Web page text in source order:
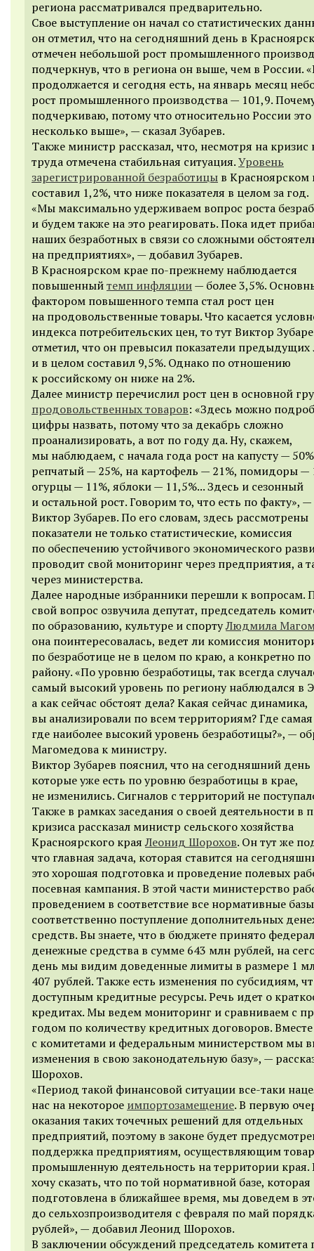
региона рассматривался предварительно.
Свое выступление он начал со статистических
он отметил, что на сегодняшний день в
отмечен небольшой рост промышленного
подчеркнув, что в региона он выше, чем в России.
продолжается и сегодня есть, на январь месяц
рост промышленного производства — 101,9.
подчеркиваю, потому что относительно России это
несколько выше», — сказал Зубарев.
Также министр рассказал, что, несмотря на
труда отмечена стабильная ситуация.Уровень
зарегистрированной безработицы в Красноярском
составил 1,2%, что ниже показателя в целом за год.
«Мы максимально удерживаем вопрос роста
и будем также на это реагировать. Пока идет
наших безработных в связи со сложными
на предприятиях», — добавил Зубарев.
В Красноярском крае по-прежнему наблюдается
повышенныйтемп инфляции— более 3,5%.
фактором повышенного темпа стал рост цен
на продовольственные товары. Что касается
индекса потребительских цен, то тут Виктор
отметил, что он превысил показатели предыдущих
и в целом составил 9,5%. Однако по отношению
к российскому он ниже на 2%.
Далее министр перечислил рост цен в основной
продовольственных товаров: «Здесь можно
цифры назвать, потому что за декабрь сложно
проанализировать, а вот по году да. Ну, скажем,
мы наблюдаем, с начала года рост на капусту —
репчатый — 25%, на картофель — 21%, помидоры —
огурцы — 11%, яблоки — 11,5%... Здесь и сезонный
и остальной рост. Говорим то, что есть по факту»,
Виктор Зубарев. По его словам, здесь рассмотрены
показатели не только статистические, комиссия
по обеспечению устойчивого экономического
проводит свой мониторинг через предприятия, а
через министерства.
Далее народные избранники перешли к вопросам.
свой вопрос озвучила депутат, председатель
по образованию, культуре и спортуЛюдмила
она поинтересовалась, ведет ли комиссия
по безработице не в целом по краю, а конкретно
району. «По уровню безработицы, так всегда
самый высокий уровень по региону наблюдался в
а как сейчас обстоят дела? Какая сейчас динамика,
вы анализировали по всем территориям? Где
где наиболее высокий уровень безработицы?», —
Магомедова к министру.
Виктор Зубарев пояснил, что на сегодняшний
которые уже есть по уровню безработицы в крае,
не изменились. Сигналов с территорий не
Также в рамках заседания о своей деятельности в
кризиса рассказал министр сельского хозяйства
Красноярского краяЛеонид Шорохов. Он тут же
что главная задача, которая ставится на
это хорошая подготовка и проведение полевых
посевная кампания. В этой части министерство
проведением в соответствие все нормативные
соответственно поступление дополнительных
средств. Вы знаете, что в бюджете принято
денежные средства в сумме 643 млн рублей, на
день мы видим доведенные лимиты в размере 1
407 рублей. Также есть изменения по субсидиям,
доступным кредитные ресурсы. Речь идет о
кредитах. Мы ведем мониторинг и сравниваем с
годом по количеству кредитных договоров. Вместе
с комитетами и федеральным министерством мы
изменения в свою законодательную базу», —
Шорохов.
«Период такой финансовой ситуации все-таки
нас на некоторое импортозамещение. В первую
оказания таких точечных решений для отдельных
предприятий, поэтому в законе будет
поддержка предприятиям, осуществляющим
промышленную деятельность на территории края.
хочу сказать, что по той нормативной базе, которая
подготовлена в ближайшее время, мы доведем в
до сельхозпроизводителя с февраля по май
рублей», — добавил Леонид Шорохов.
В заключении обсуждений председатель комитета